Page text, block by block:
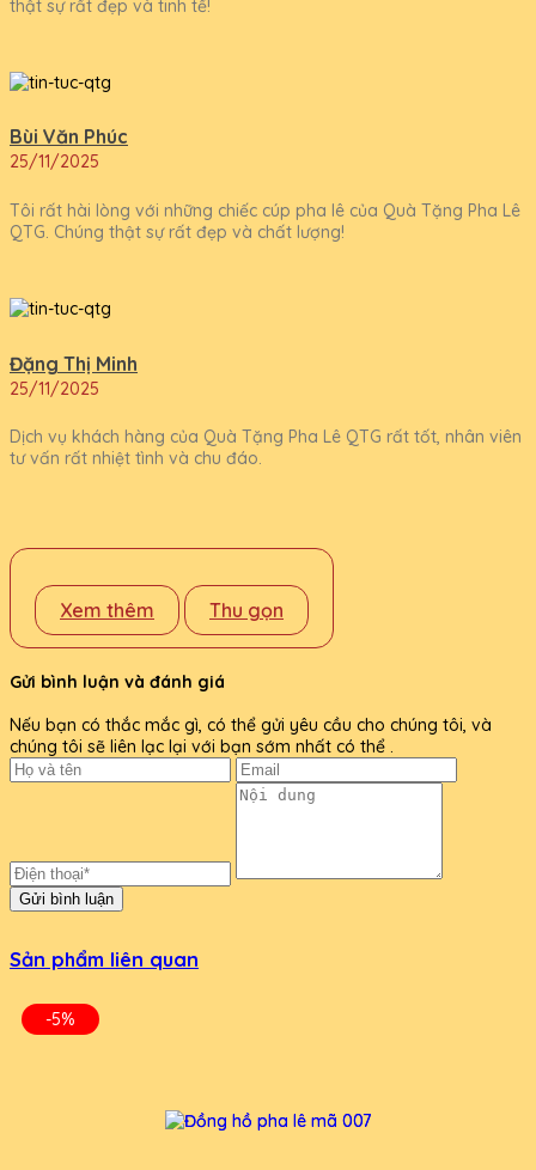
thật sự rất đẹp và tinh tế!
Bùi Văn Phúc
25/11/2025
Tôi rất hài lòng với những chiếc cúp pha lê của Quà Tặng Pha Lê
QTG. Chúng thật sự rất đẹp và chất lượng!
Đặng Thị Minh
25/11/2025
Dịch vụ khách hàng của Quà Tặng Pha Lê QTG rất tốt, nhân viên
tư vấn rất nhiệt tình và chu đáo.
Xem thêm Thu gọn
Gửi bình luận và đánh giá
Nếu bạn có thắc mắc gì, có thể gửi yêu cầu cho chúng tôi, và
chúng tôi sẽ liên lạc lại với bạn sớm nhất có thể .
Gửi bình luận
Sản phẩm liên quan
-5%